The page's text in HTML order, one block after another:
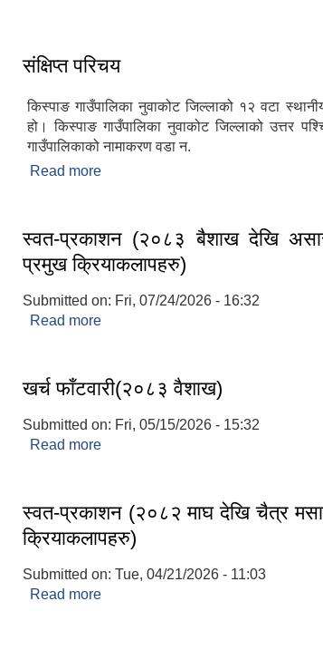
संक्षिप्त परिचय
किस्पाङ गाउँपालिका नुवाकोट जिल्लाको १२ वटा
हो। किस्पाङ गाउँपालिका नुवाकोट जिल्लाको उत्तर
गाउँपालिकाको नामाकरण वडा न.
Read more
स्वत-प्रकाशन (२०८३ बैशाख देखि असार
प्रमुख क्रियाकलापहरु)
Submitted on: Fri, 07/24/2026 - 16:32
Read more
खर्च फाँटवारी(२०८३ वैशाख)
Submitted on: Fri, 05/15/2026 - 15:32
Read more
स्वत-प्रकाशन (२०८२ माघ देखि चैत्र
क्रियाकलापहरु)
Submitted on: Tue, 04/21/2026 - 11:03
Read more